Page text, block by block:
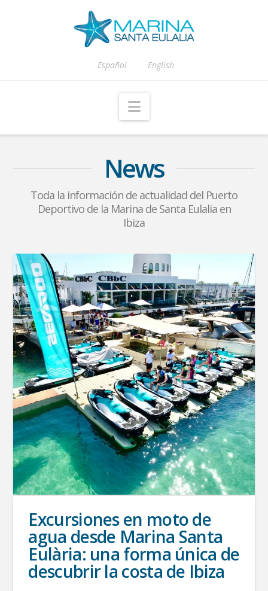
Español English
Navigation
News
Toda la información de actualidad del Puerto
Deportivo de la Marina de Santa Eulalia en
Ibiza
Excursiones en moto de
agua desde Marina Santa
Eulària: una forma única de
descubrir la costa de Ibiza